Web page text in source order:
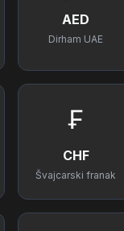
AED
Dirham UAE
₣
CHF
Švajcarski franak